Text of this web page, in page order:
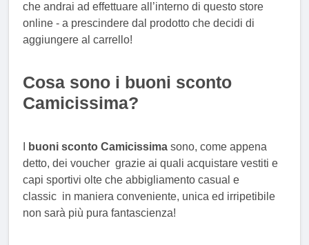
che andrai ad effettuare all’interno di questo store
online - a prescindere dal prodotto che decidi di
aggiungere al carrello!
Cosa sono i buoni sconto
Camicissima?
buoni sconto Camicissima sono, come appena
detto, dei voucher grazie ai quali acquistare vestiti e
capi sportivi olte che abbigliamento casual e
classic in maniera conveniente, unica ed irripetibile
non sarà più pura fantascienza!